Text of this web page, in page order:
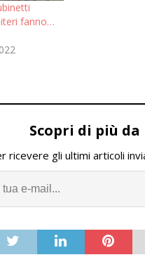
fanno…
Scopri di più da
ricevere gli ultimi articoli